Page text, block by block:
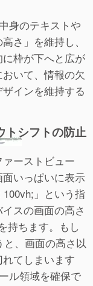
身のテキストや
さ」を維持し、
枠が下へと広が
いて、情報の欠
インを維持する
トシフトの防止
ーストビュー
面いっぱいに表示
」という指
スの画面の高さ
持ちます。もし
、画面の高さ以
てしまいます
ル領域を確保で